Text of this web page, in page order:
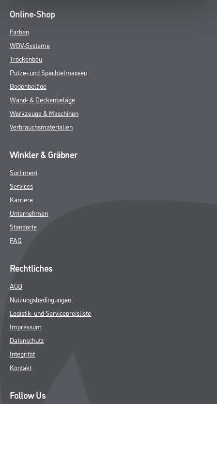
Online-Shop
Farben
WDV-Systeme
Trockenbau
Putze- und Spachtelmassen
Bodenbeläge
Wand- & Deckenbeläge
Werkzeuge & Maschinen
Verbrauchsmaterialien
Winkler & Gräbner
Sortiment
Services
Karriere
Unternehmen
Standorte
FAQ
Rechtliches
AGB
Nutzungsbedingungen
Logistik- und Servicepreisliste
Impressum
Datenschutz
Integrität
Kontakt
Follow Us